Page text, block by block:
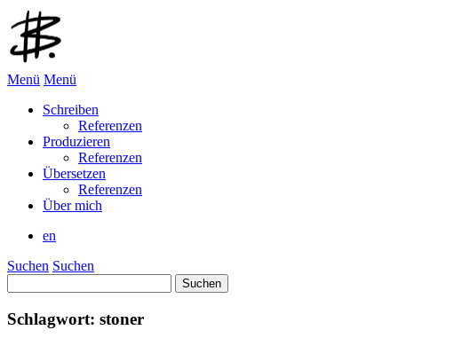
Menü Menü
Schreiben
Referenzen
Produzieren
Referenzen
Übersetzen
Referenzen
Über mich
en
Suchen Suchen
nach:
Schlagwort: stoner